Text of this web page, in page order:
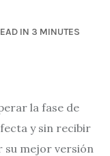
IN 3 MINUTES
la fase de
y sin recibir
su mejor versión